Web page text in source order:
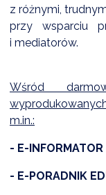
z różnymi,
przy wsparciu
i mediatorów.
Wśród
m.in.:
- E-INFORMATOR
- E-PORADNIK